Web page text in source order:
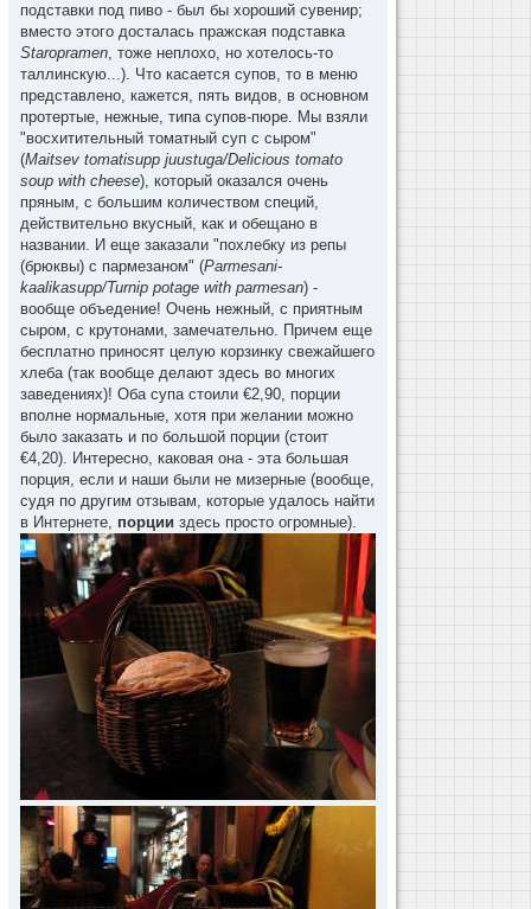
подставки под пиво - был бы хороший сувенир;
вместо этого досталась пражская подставка
Staropramen , тоже неплохо, но хотелось-то
таллинскую...). Что касается супов, то в меню
представлено, кажется, пять видов, в основном
протертые, нежные, типа супов-пюре. Мы взяли
"восхитительный томатный суп с сыром"
(Maitsev tomatisupp juustuga/Delicious tomato
soup with cheese), который оказался очень
пряным, с большим количеством специй,
действительно вкусный, как и обещано в
названии. И еще заказали "похлебку из репы
(брюквы) с пармезаном" (Parmesani-
kaalikasupp/Turnip potage with parmesan) -
вообще объедение! Очень нежный, с приятным
сыром, с крутонами, замечательно. Причем еще
бесплатно приносят целую корзинку свежайшего
хлеба (так вообще делают здесь во многих
заведениях)! Оба супа стоили €2,90, порции
вполне нормальные, хотя при желании можно
было заказать и по большой порции (стоит
€4,20). Интересно, каковая она - эта большая
порция, если и наши были не мизерные (вообще,
судя по другим отзывам, которые удалось найти
в Интернете, порции здесь просто огромные).